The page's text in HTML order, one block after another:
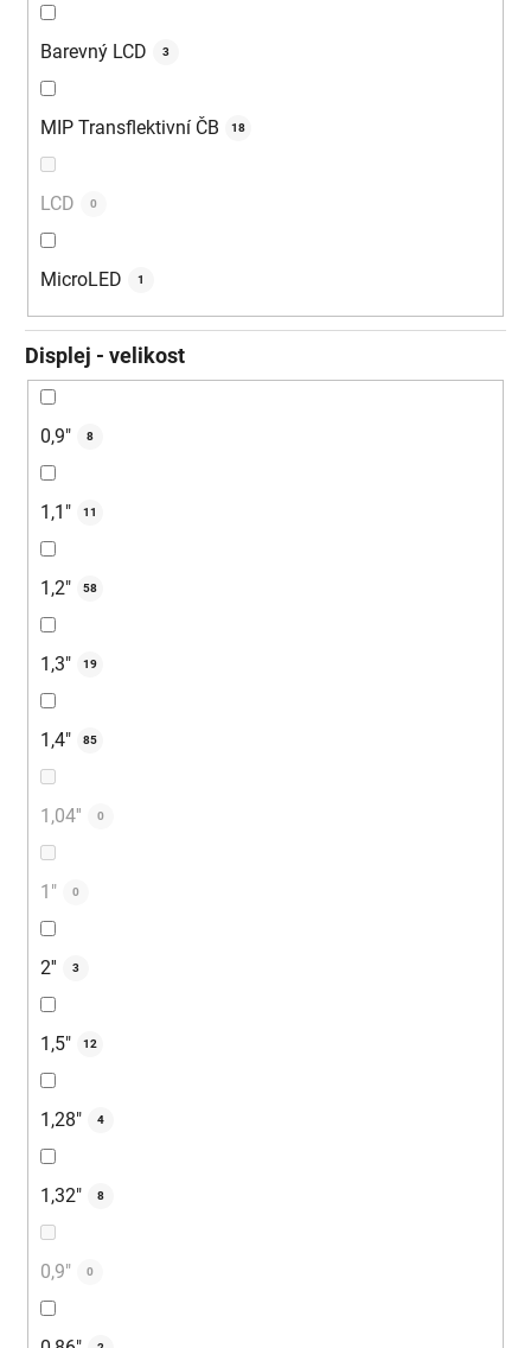
Barevný LCD 3
MIP Transflektivní ČB 18
LCD 0
MicroLED 1
Displej - velikost
0,9" 8
1,1" 11
1,2" 58
1,3" 19
1,4" 85
1,04'' 0
1" 0
2'' 3
1,5" 12
1,28" 4
1,32" 8
0,9″ 0